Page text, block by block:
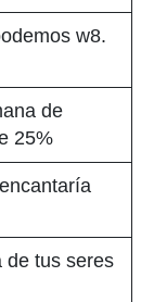
w8.
de
25%
de tus seres